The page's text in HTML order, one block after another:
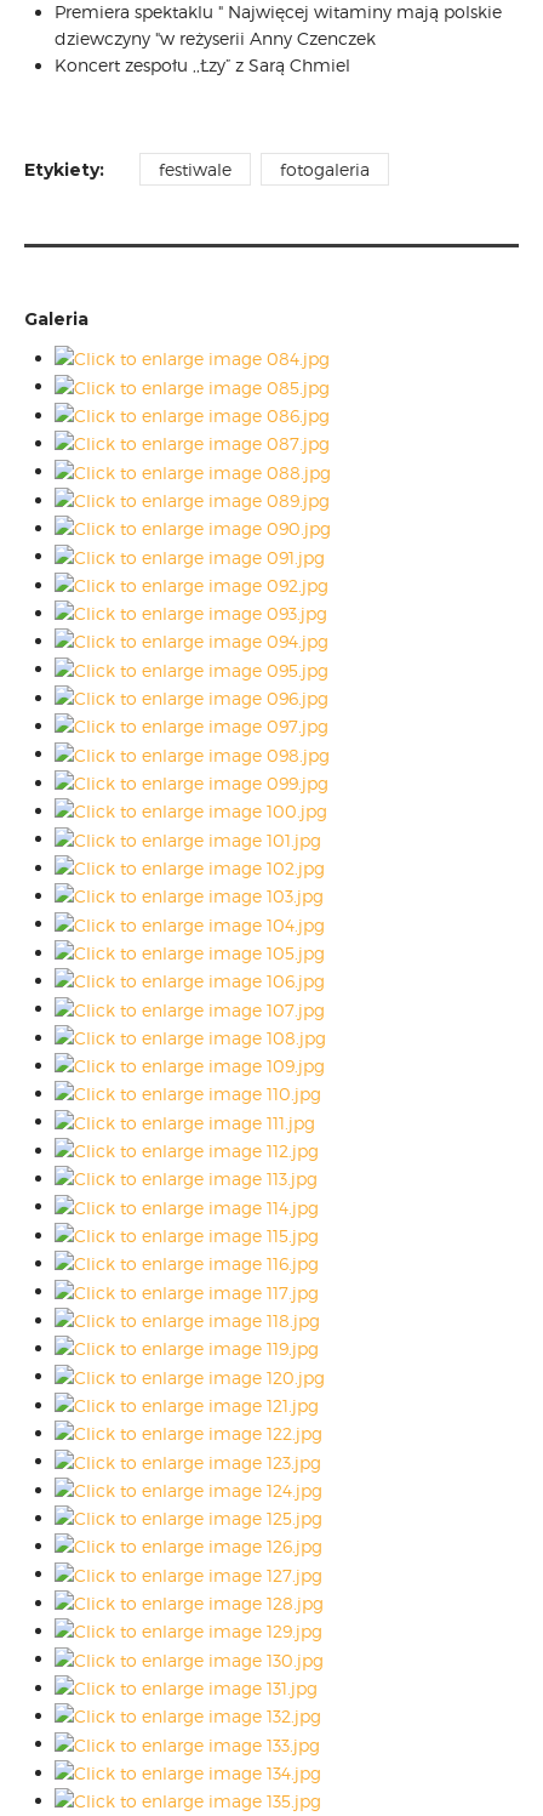
Premiera spektaklu " Najwięcej witaminy mają polskie
dziewczyny "w reżyserii Anny Czenczek
Koncert zespołu ,,Łzy” z Sarą Chmiel
Etykiety: festiwale fotogaleria
Galeria